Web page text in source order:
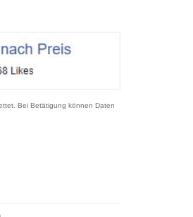
Bei Betätigung können Daten